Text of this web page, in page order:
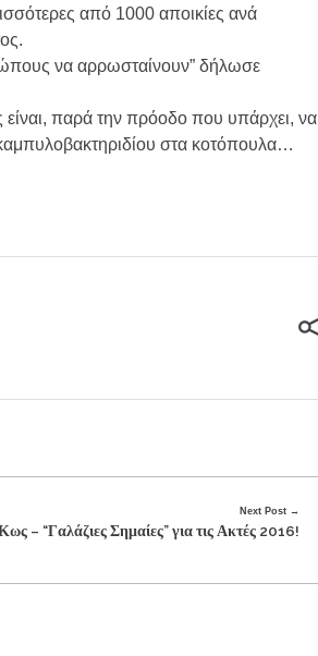
από 1000 αποικίες ανά
να αρρωσταίνουν” δήλωσε
παρά την πρόοδο που υπάρχει, να
στα κοτόπουλα…
Next Post
– “Γαλάζιες Σημαίες” για τις Ακτές 2016!